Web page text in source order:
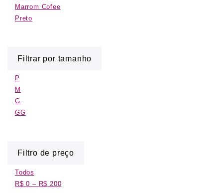
Marrom Cofee
Preto
Filtrar por tamanho
P
M
G
GG
Filtro de preço
Todos
R$ 0 – R$ 200